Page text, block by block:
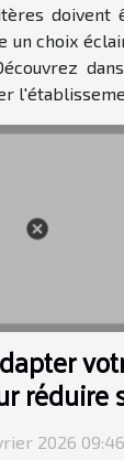
doivent
un choix
réduire
2026 09:46